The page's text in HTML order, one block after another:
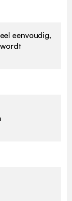
eenvoudig,